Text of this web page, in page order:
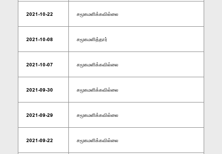
2021-10-22 சமூகமளிக்கவில்லை
2021-10-08 சமூகமளித்தார்
2021-10-07 சமூகமளிக்கவில்லை
2021-09-30 சமூகமளிக்கவில்லை
2021-09-29 சமூகமளிக்கவில்லை
2021-09-22 சமூகமளிக்கவில்லை